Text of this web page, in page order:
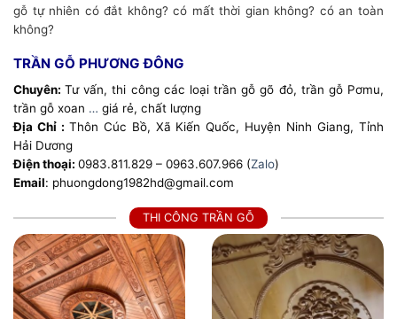
gỗ tự nhiên có đắt không? có mất thời gian không? có an toàn
không?
TRẦN GỖ PHƯƠNG ĐÔNG
Chuyên:Tư vấn, thi công các loại trần gỗ gõ đỏ, trần gỗ Pơmu,
trần gỗ xoan … giá rẻ, chất lượng
Địa Chỉ : Thôn Cúc Bồ, Xã Kiến Quốc, Huyện Ninh Giang, Tỉnh
Hải Dương
Điện thoại: 0983.811.829 – 0963.607.966 (Zalo)
Email: phuongdong1982hd@gmail.com
THI CÔNG TRẦN GỖ